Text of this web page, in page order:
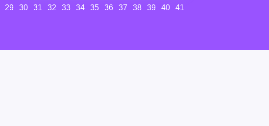
29 30 31 32 33 34 35 36 37 38 39 40
41